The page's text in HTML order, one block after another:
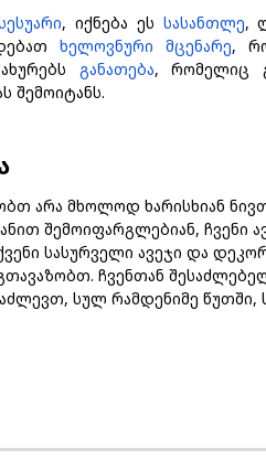
, იქნება ეს სასანთლე,
ხელოვნური მცენარე,
განათება, რომელიც
შემოიტანს.
არა მხოლოდ ხარისხიან
შემოიფარგლებიან, ჩვენი
სასურველი ავეჯი და
ჩვენთან
სულ რამდენიმე